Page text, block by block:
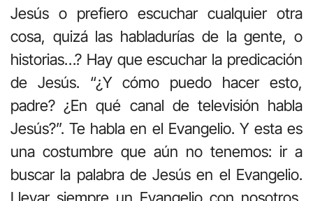
Jesús o prefiero escuchar cualquier otra
cosa, quizá las habladurías de la gente, o
historias…? Hay que escuchar la predicación
de Jesús. “¿Y cómo puedo hacer esto,
padre? ¿En qué canal de televisión habla
Jesús?”. Te habla en el Evangelio. Y esta es
una costumbre que aún no tenemos: ir a
buscar la palabra de Jesús en el Evangelio.